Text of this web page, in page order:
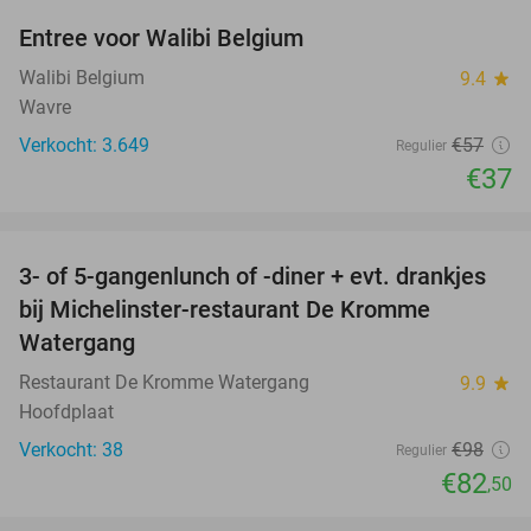
Entree voor Walibi Belgium
Walibi Belgium 9.4 star
Wavre
Verkocht: 3.649
Regulier €57
€37
16%
3- of 5-gangenlunch of -diner + evt. drankjes
bij Michelinster-restaurant De Kromme
Watergang
Restaurant De Kromme Watergang 9.9 star
Hoofdplaat
Verkocht: 38
Regulier €98
€82,50